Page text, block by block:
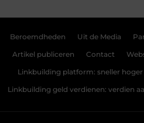
Beroemdheden Uit de Media
Artikel publiceren Contact
Linkbuilding platform: sneller
Linkbuilding geld verdienen: verdien